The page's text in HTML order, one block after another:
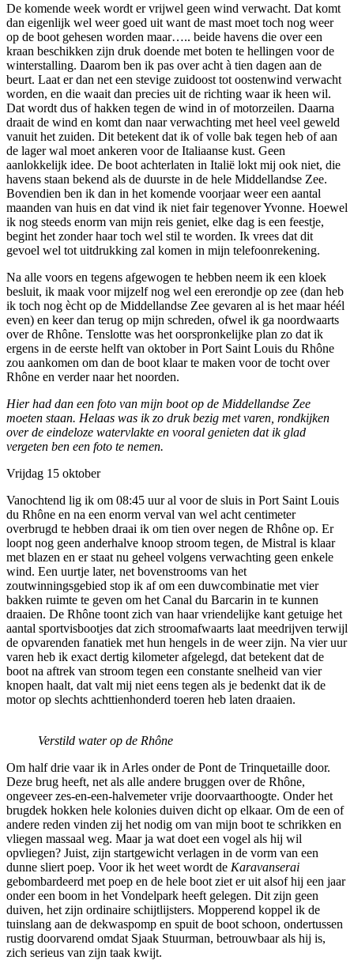
De komende week wordt er vrijwel geen wind verwacht. Dat komt
dan eigenlijk wel weer goed uit want de mast moet toch nog weer
op de boot gehesen worden maar….. beide havens die over een
kraan beschikken zijn druk doende met boten te hellingen voor de
winterstalling. Daarom ben ik pas over acht à tien dagen aan de
beurt. Laat er dan net een stevige zuidoost tot oostenwind verwacht
worden, en die waait dan precies uit de richting waar ik heen wil.
Dat wordt dus of hakken tegen de wind in of motorzeilen. Daarna
draait de wind en komt dan naar verwachting met heel veel geweld
vanuit het zuiden. Dit betekent dat ik of volle bak tegen heb of aan
de lager wal moet ankeren voor de Italiaanse kust. Geen
aanlokkelijk idee. De boot achterlaten in Italië lokt mij ook niet, die
havens staan bekend als de duurste in de hele Middellandse Zee.
Bovendien ben ik dan in het komende voorjaar weer een aantal
maanden van huis en dat vind ik niet fair tegenover Yvonne. Hoewel
ik nog steeds enorm van mijn reis geniet, elke dag is een feestje,
begint het zonder haar toch wel stil te worden. Ik vrees dat dit
gevoel wel tot uitdrukking zal komen in mijn telefoonrekening.
Na alle voors en tegens afgewogen te hebben neem ik een kloek
besluit, ik maak voor mijzelf nog wel een ererondje op zee (dan heb
ik toch nog ècht op de Middellandse Zee gevaren al is het maar héél
even) en keer dan terug op mijn schreden, ofwel ik ga noordwaarts
over de Rhône. Tenslotte was het oorspronkelijke plan zo dat ik
ergens in de eerste helft van oktober in Port Saint Louis du Rhône
zou aankomen om dan de boot klaar te maken voor de tocht over
Rhône en verder naar het noorden.
Hier had dan een foto van mijn boot op de Middellandse Zee
moeten staan. Helaas was ik zo druk bezig met varen, rondkijken
over de eindeloze watervlakte en vooral genieten dat ik glad
vergeten ben een foto te nemen.
Vrijdag 15 oktober
Vanochtend lig ik om 08:45 uur al voor de sluis in Port Saint Louis
du Rhône en na een enorm verval van wel acht centimeter
overbrugd te hebben draai ik om tien over negen de Rhône op. Er
loopt nog geen anderhalve knoop stroom tegen, de Mistral is klaar
met blazen en er staat nu geheel volgens verwachting geen enkele
wind. Een uurtje later, net bovenstrooms van het
zoutwinningsgebied stop ik af om een duwcombinatie met vier
bakken ruimte te geven om het Canal du Barcarin in te kunnen
draaien. De Rhône toont zich van haar vriendelijke kant getuige het
aantal sportvisbootjes dat zich stroomafwaarts laat meedrijven terwijl
de opvarenden fanatiek met hun hengels in de weer zijn. Na vier uur
varen heb ik exact dertig kilometer afgelegd, dat betekent dat de
boot na aftrek van stroom tegen een constante snelheid van vier
knopen haalt, dat valt mij niet eens tegen als je bedenkt dat ik de
motor op slechts achttienhonderd toeren heb laten draaien.
Verstild water op de Rhône
Om half drie vaar ik in Arles onder de Pont de Trinquetaille door.
Deze brug heeft, net als alle andere bruggen over de Rhône,
ongeveer zes-en-een-halvemeter vrije doorvaarthoogte. Onder het
brugdek hokken hele kolonies duiven dicht op elkaar. Om de een of
andere reden vinden zij het nodig om van mijn boot te schrikken en
vliegen massaal weg. Maar ja wat doet een vogel als hij wil
opvliegen? Juist, zijn startgewicht verlagen in de vorm van een
dunne sliert poep. Voor ik het weet wordt de Karavanserai
gebombardeerd met poep en de hele boot ziet er uit alsof hij een jaar
onder een boom in het Vondelpark heeft gelegen. Dit zijn geen
duiven, het zijn ordinaire schijtlijsters. Mopperend koppel ik de
tuinslang aan de dekwaspomp en spuit de boot schoon, ondertussen
rustig doorvarend omdat Sjaak Stuurman, betrouwbaar als hij is,
zich serieus van zijn taak kwijt.